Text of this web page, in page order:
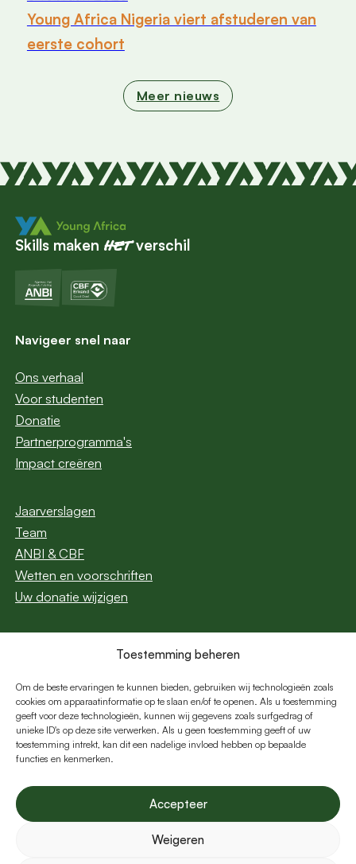
Toestemming beheren
Om de beste ervaringen te kunnen bieden, gebruiken wij technologieën zoals
cookies om apparaatinformatie op te slaan en/of te openen. Als u toestemming
geeft voor deze technologieën, kunnen wij gegevens zoals surfgedrag of
unieke ID's op deze site verwerken. Als u geen toestemming geeft of uw
toestemming intrekt, kan dit een nadelige invloed hebben op bepaalde
functies en kenmerken.
Accepteer
Weigeren
Young Africa Nigeria viert afstuderen van
eerste cohort
Meer nieuws
Skills maken hetverschil
Navigeer snel naar
Ons verhaal
Voor studenten
Donatie
Partnerprogramma's
Impact creëren
Jaarverslagen
Team
ANBI & CBF
Wetten en voorschriften
Uw donatie wijzigen
Abonneer u op onze nieuwsbrief
E-
mail
Volg ons: